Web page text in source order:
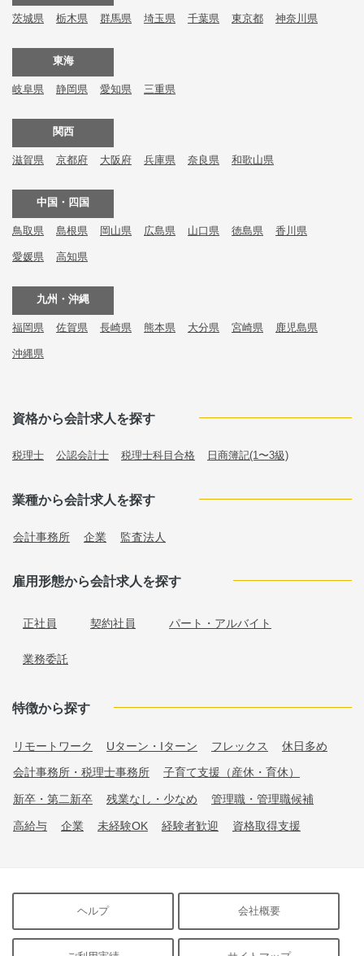
茨城県 栃木県 群馬県 埼玉県 千葉県 東京都 神奈川県
東海
岐阜県 静岡県 愛知県 三重県
関西
滋賀県 京都府 大阪府 兵庫県 奈良県 和歌山県
中国・四国
鳥取県 島根県 岡山県 広島県 山口県 徳島県 香川県
愛媛県 高知県
九州・沖縄
福岡県 佐賀県 長崎県 熊本県 大分県 宮崎県 鹿児島県
沖縄県
資格から会計求人を探す
税理士 公認会計士 税理士科目合格 日商簿記(1〜3級)
業種から会計求人を探す
会計事務所 企業 監査法人
雇用形態から会計求人を探す
正社員 契約社員 パート・アルバイト
業務委託
特徴から探す
リモートワーク Uターン・Iターン フレックス 休日多め
会計事務所・税理士事務所 子育て支援（産休・育休）
新卒・第二新卒 残業なし・少なめ 管理職・管理職候補
高給与 企業 未経験OK 経験者歓迎 資格取得支援
ヘルプ 会社概要